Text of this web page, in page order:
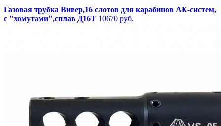
Газовая трубка Вивер,16 слотов для карабинов АК-систем,
с "хомутами",сплав Д16Т 10670 руб.